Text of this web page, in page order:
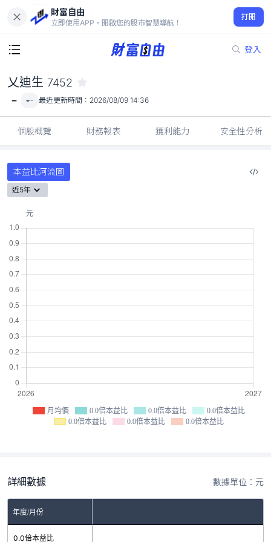
財富自由
立即使用APP，開啟您的股市智慧導航！
打開
登入
-
乂迪生 7452
- - 最近更新時間： 2026/08/09 14:36
個股概覽 財務報表 獲利能力 安全性分析
本益比河流圖
近5年
月均價 0.0倍本益比 0.0倍本益比
0.0倍本益比
0.0倍本益比
0.0倍本益比 0.0倍本益比
詳細數據 數據單位：元
年度/月份
0.0倍本益比